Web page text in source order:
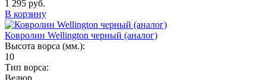
1 295 руб.
В корзину
Ковролин Wellington черный (аналог)
Высота ворса (мм.):
10
Тип ворса:
Велюр